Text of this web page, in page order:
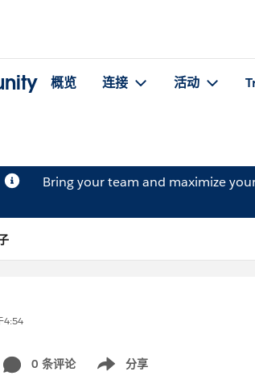
概览 连接 活动
Bring your team and maximize
4:54
0 条评论 分享
Show menu